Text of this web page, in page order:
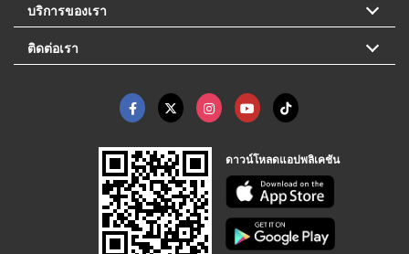
บริการของเรา
ติดต่อเรา
ดาวน์โหลดแอปพลิเคชัน